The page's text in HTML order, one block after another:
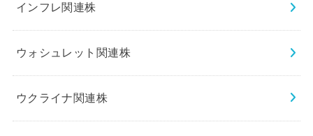
インフレ関連株
ウォシュレット関連株
ウクライナ関連株